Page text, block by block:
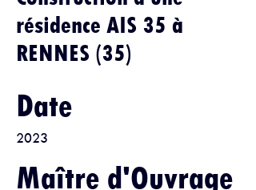
résidence AIS 35 à
RENNES (35)
Date
2023
Maître d'Ouvrage